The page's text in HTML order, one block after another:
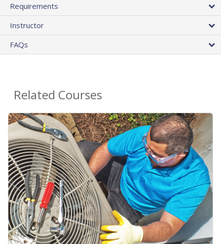
Requirements
Instructor
FAQs
Related Courses